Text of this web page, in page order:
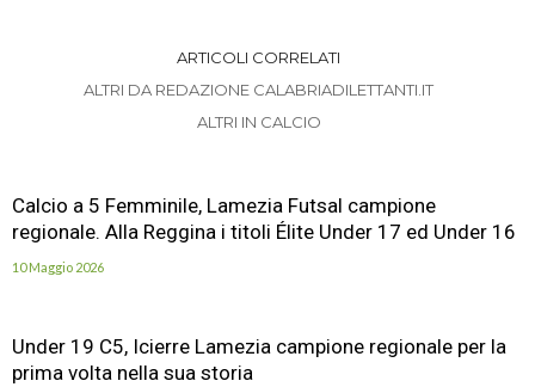
ARTICOLI CORRELATI
ALTRI DA REDAZIONE CALABRIADILETTANTI.IT
ALTRI IN CALCIO
Calcio a 5 Femminile, Lamezia Futsal campione
regionale. Alla Reggina i titoli Élite Under 17 ed Under 16
10 Maggio 2026
Under 19 C5, Icierre Lamezia campione regionale per la
prima volta nella sua storia